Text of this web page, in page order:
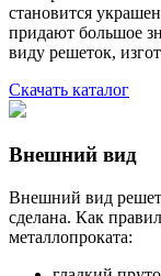
становится
придают большое
виду решеток,
Скачать каталог
Внешний вид
Внешний вид
сделана. Как
металлопроката: